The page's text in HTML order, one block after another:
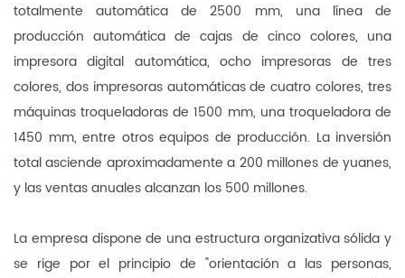
totalmente automática de 2500 mm, una línea de
producción automática de cajas de cinco colores, una
impresora digital automática, ocho impresoras de tres
colores, dos impresoras automáticas de cuatro colores, tres
máquinas troqueladoras de 1500 mm, una troqueladora de
1450 mm, entre otros equipos de producción. La inversión
total asciende aproximadamente a 200 millones de yuanes,
y las ventas anuales alcanzan los 500 millones.
La empresa dispone de una estructura organizativa sólida y
se rige por el principio de "orientación a las personas,